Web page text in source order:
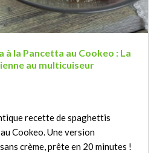
la Pancetta au Cookeo : La
au multicuiseur
recette de spaghettis
Cookeo. Une version
crème, prête en 20 minutes !